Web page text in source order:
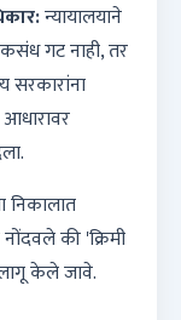
न्यायालयाने
गट नाही, तर
सरकारांना
निकालात
नोंदवले की 'क्रिमी
केले जावे.